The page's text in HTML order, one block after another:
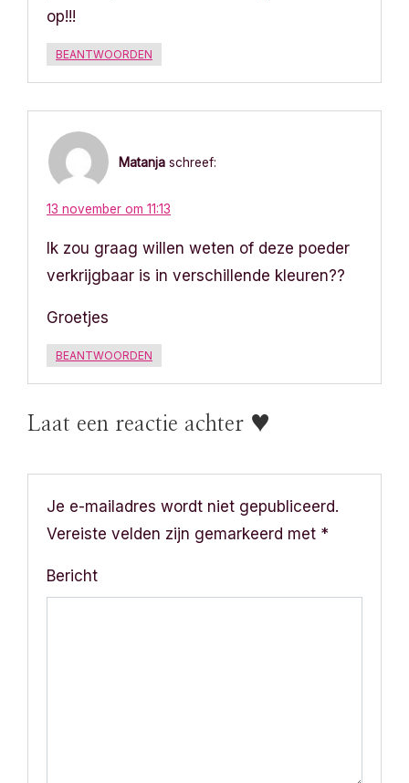
op!!!
BEANTWOORDEN
Matanja schreef:
13 november om 11:13
Ik zou graag willen weten of deze poeder
verkrijgbaar is in verschillende kleuren??
Groetjes
BEANTWOORDEN
Laat een reactie achter ♥
Je e-mailadres wordt niet gepubliceerd.
Vereiste velden zijn gemarkeerd met *
Bericht